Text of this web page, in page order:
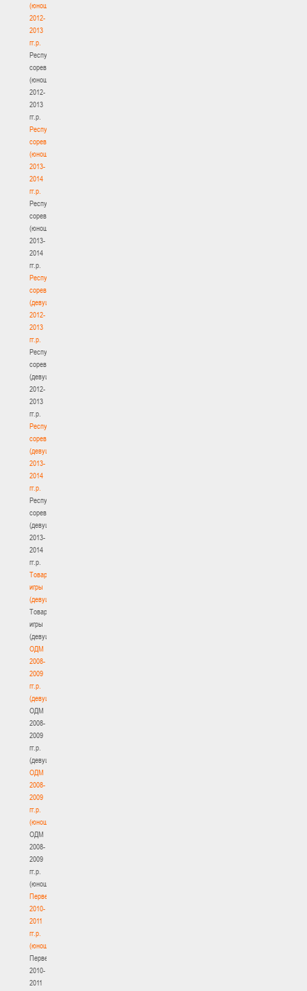
(юноши)
2012-
2013
гг.р.
Республиканские
соревнования
(юноши)
2012-
2013
гг.р.
Республиканские
соревнования
(юноши)
2013-
2014
гг.р.
Республиканские
соревнования
(юноши)
2013-
2014
гг.р.
Республиканские
соревнования
(девушки)
2012-
2013
гг.р.
Республиканские
соревнования
(девушки)
2012-
2013
гг.р.
Республиканские
соревнования
(девушки)
2013-
2014
гг.р.
Республиканские
соревнования
(девушки)
2013-
2014
гг.р.
Товарищеские
игры
(девушки)
Товарищеские
игры
(девушки)
ОДМ
2008-
2009
гг.р.
(девушки)
ОДМ
2008-
2009
гг.р.
(девушки)
ОДМ
2008-
2009
гг.р.
(юноши)
ОДМ
2008-
2009
гг.р.
(юноши)
Первенство
2010-
2011
гг.р.
(юноши)
Первенство
2010-
2011